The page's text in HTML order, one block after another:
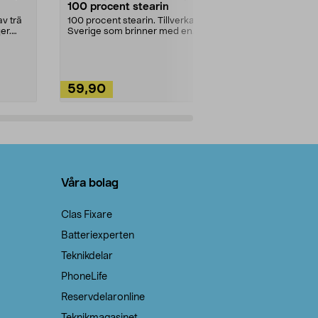
trä
100 procent stearin
100 procent stearin. Tillverkade i
Sverige som brinner med en
59,90
Våra bolag
Clas Fixare
Batteriexperten
Teknikdelar
PhoneLife
Reservdelaronline